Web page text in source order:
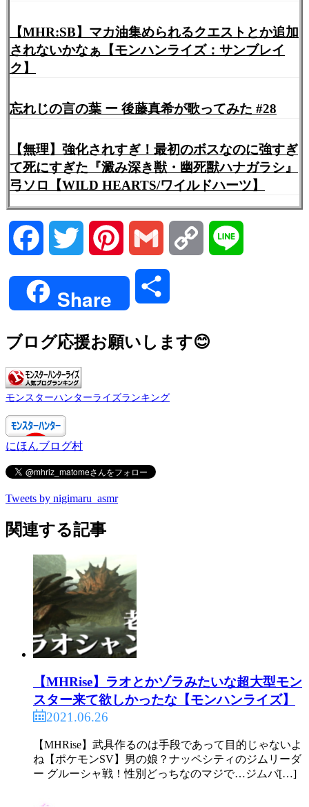
【MHR:SB】マカ油集められるクエストとか追加
されないかなぁ【モンハンライズ：サンブレイ
ク】
忘れじの言の葉 ー 後藤真希が歌ってみた #28
【無理】強化されすぎ！最初のボスなのに強すぎ
て死にすぎた『澱み深き獣・幽死獸ハナガラシ』
弓ソロ【WILD HEARTS/ワイルドハーツ】
Facebook Twitter Pinterest Gmail Copy
Share
ブログ応援お願いします😊
モンスターハンターライズランキング
にほんブログ村
Tweets by nigimaru_asmr
関連する記事
【MHRise】ラオとかゾラみたいな超大型モン
スター来て欲しかったな【モンハンライズ】
2021.06.26
【MHRise】武具作るのは手段であって目的じゃないよ
ね【ポケモンSV】男の娘？ナッペシティのジムリーダ
ー グルーシャ戦！性別どっちなのマジで…ジムバ[…]